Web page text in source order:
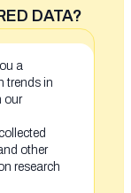
DATA?
a
trends in
our
other
research